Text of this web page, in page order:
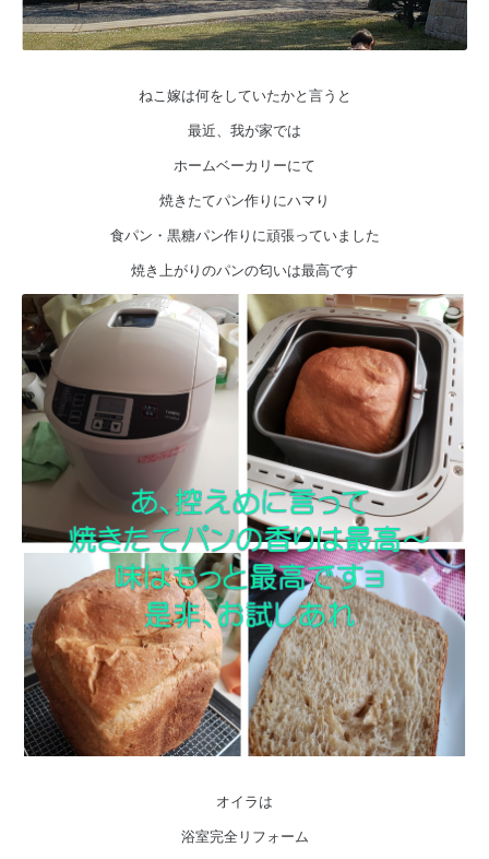
ねこ嫁は何をしていたかと言うと
最近、我が家では
ホームベーカリーにて
焼きたてパン作りにハマり
食パン・黒糖パン作りに頑張っていました
焼き上がりのパンの匂いは最高です
オイラは
浴室完全リフォーム